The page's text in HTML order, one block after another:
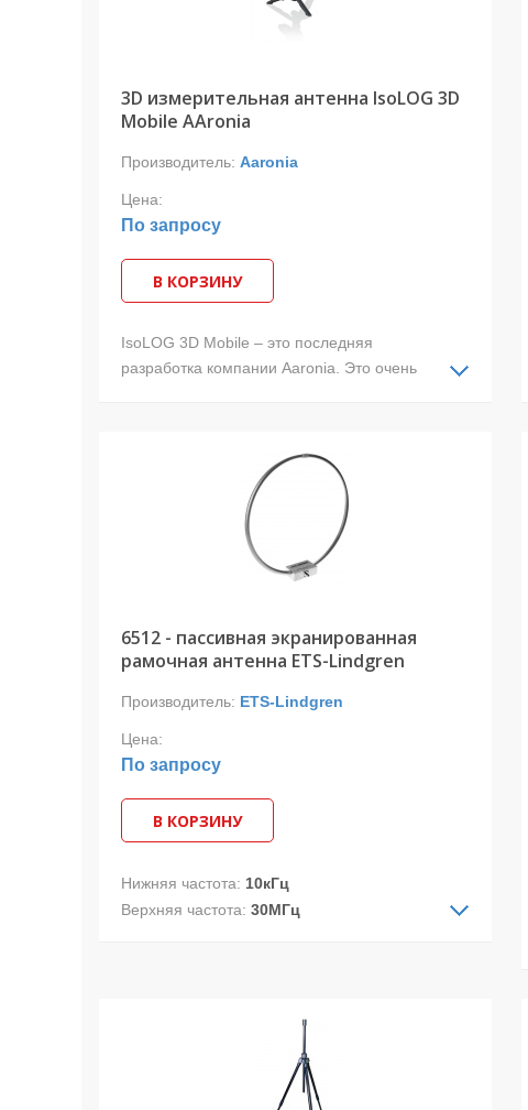
панелей) обеспечивает уникальные
3D измерительная антенна IsoLOG 3D
Mobile AAronia
Производитель: Aaronia
Цена:
По запросу
В КОРЗИНУ
IsoLOG 3D Mobile – это последняя
разработка компании Aaronia. Это очень
«налету» и является идеальным
портативным решением для 3D измерений в
условиях дефицита времени.
6512 - пассивная экранированная
рамочная антенна ETS-Lindgren
Производитель: ETS-Lindgren
Цена:
По запросу
В КОРЗИНУ
Нижняя частота: 10кГц
Верхняя частота: 30МГц